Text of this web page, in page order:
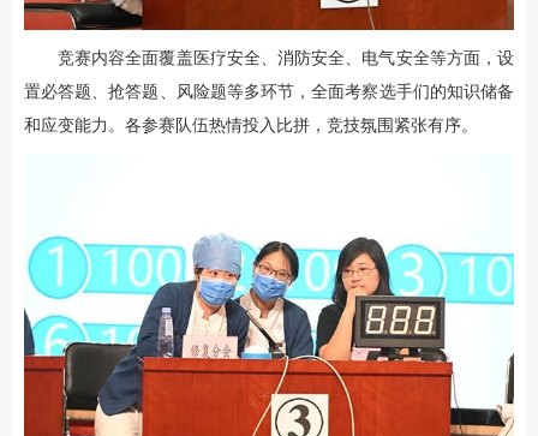
竞赛内容全面覆盖医疗安全、消防安全、电气安全等方面，设
置必答题、抢答题、风险题等多环节，全面考察选手们的知识储备
和应变能力。各参赛队伍热情投入比拼，竞技氛围紧张有序。